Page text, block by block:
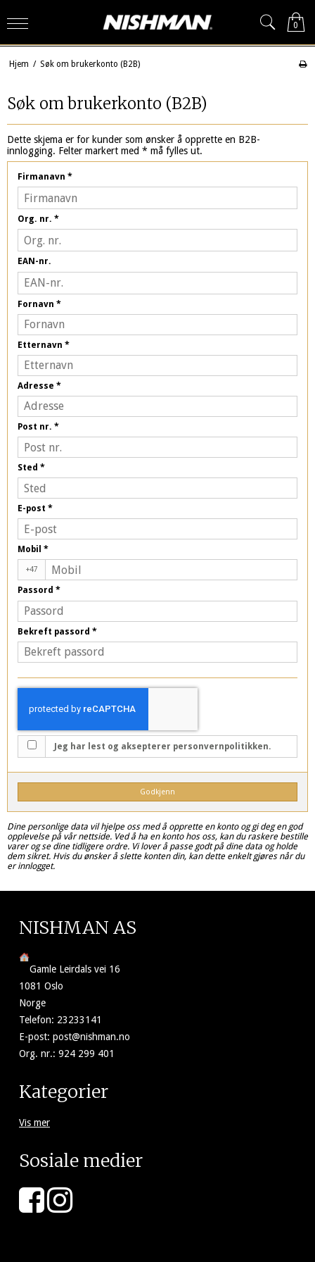
0
Hjem / Søk om brukerkonto (B2B)
Søk om brukerkonto (B2B)
Dette skjema er for kunder som ønsker å opprette en B2B-
innlogging. Felter markert med * må fylles ut.
Firmanavn *
Org. nr. *
EAN-nr.
Fornavn *
Etternavn *
Adresse *
Post nr. *
Sted *
E-post *
Mobil *
+47
Passord *
Bekreft passord *
Jeg har lest og aksepterer personvernpolitikken.
Godkjenn
Dine personlige data vil hjelpe oss med å opprette en konto og gi deg en god
opplevelse på vår nettside. Ved å ha en konto hos oss, kan du raskere bestille
varer og se dine tidligere ordre. Vi lover å passe godt på dine data og holde
dem sikret. Hvis du ønsker å slette konten din, kan dette enkelt gjøres når du
er innlogget.
NISHMAN AS
Gamle Leirdals vei 16
1081 Oslo
Norge
Telefon: 23233141
E-post: post@nishman.no
Org. nr.: 924 299 401
Kategorier
Vis mer
Sosiale medier